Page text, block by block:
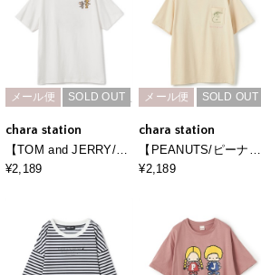
メール便 SOLD OUT
chara station
【TOM and JERRY/ト
ムとジェリー】ジェリ
Ｔシャツ
¥2,189
メール便 SOLD OUT
chara station
【PEANUTS/ピーナッ
ツ】SNOOPY/スヌー
¥2,189